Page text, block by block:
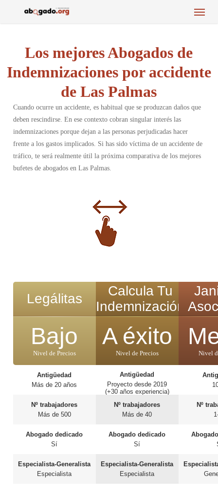
Menu
Los mejores Abogados de
Indemnizaciones por accidente
de Las Palmas
Cuando ocurre un accidente, es habitual que se produzcan daños que
deben rescindirse. En ese contexto cobran singular interés las
indemnizaciones porque dejan a las personas perjudicadas hacer
frente a los gastos implicados. Si has sido víctima de un accidente de
tráfico, te será realmente útil la próxima comparativa de los mejores
bufetes de abogados en Las Palmas.
Legálitas
Bajo
Nivel de Precios
Antigüedad
Más de 20 años
Nº trabajadores
Más de 500
Abogado dedicado
Sí
Especialista-Generalista
Especialista
Calcula Tu
Indemnización
A éxito
Nivel de Precios
Antigüedad
Proyecto desde 2019
(+30 años experiencia)
Nº trabajadores
Más de 40
Abogado dedicado
Sí
Especialista-Generalista
Especialista
Nivel
Nº